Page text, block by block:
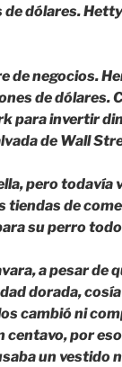
dólares.
de negocios.
de dólares.
para invertir
de Wall
pero todavía
tiendas de
su perro
a pesar de
dorada,
cambió ni
por
un vestido